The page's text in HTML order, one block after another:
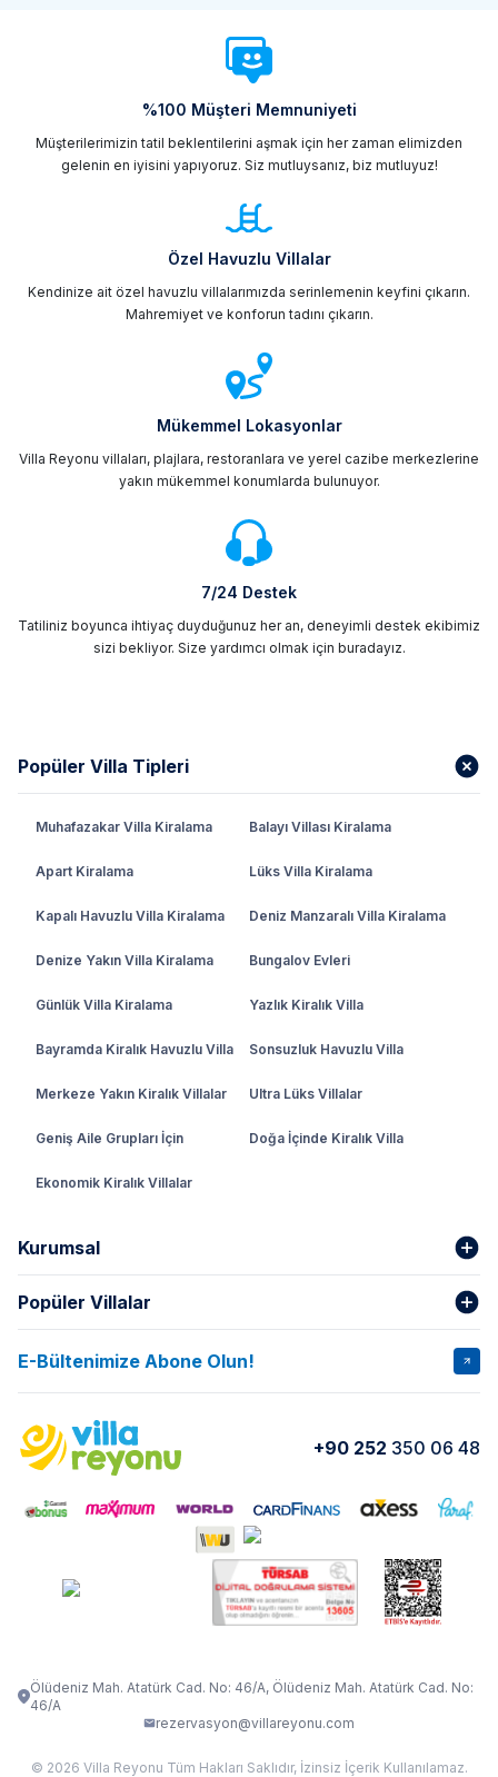
%100 Müşteri Memnuniyeti
Müşterilerimizin tatil beklentilerini aşmak için her zaman elimizden
gelenin en iyisini yapıyoruz. Siz mutluysanız, biz mutluyuz!
Özel Havuzlu Villalar
Kendinize ait özel havuzlu villalarımızda serinlemenin keyfini çıkarın.
Mahremiyet ve konforun tadını çıkarın.
Mükemmel Lokasyonlar
Villa Reyonu villaları, plajlara, restoranlara ve yerel cazibe merkezlerine
yakın mükemmel konumlarda bulunuyor.
7/24 Destek
Tatiliniz boyunca ihtiyaç duyduğunuz her an, deneyimli destek ekibimiz
sizi bekliyor. Size yardımcı olmak için buradayız.
Popüler Villa Tipleri
Muhafazakar Villa Kiralama Balayı Villası Kiralama
Apart Kiralama Lüks Villa Kiralama
Kapalı Havuzlu Villa Kiralama Deniz Manzaralı Villa Kiralama
Denize Yakın Villa Kiralama Bungalov Evleri
Günlük Villa Kiralama Yazlık Kiralık Villa
Bayramda Kiralık Havuzlu Villa Sonsuzluk Havuzlu Villa
Merkeze Yakın Kiralık Villalar Ultra Lüks Villalar
Geniş Aile Grupları İçin Doğa İçinde Kiralık Villa
Ekonomik Kiralık Villalar
Kurumsal
Hakkımızda
İptal Şartları Banka Hesapları
Kurumsal Blog
Yorumlar Nasıl Kiralarım
Popüler Villalar
VİLLA SALKIM VİLLA SLAY 1
VİLLA OLENNA 1 VİLLA MERT
VILLA ADRIMA 1
VİLLA TİAMO VİLLA ZEYTİN DALI
VILLA ELMALI
E-Bültenimize Abone Olun!
+90 252 350 06 48
Ölüdeniz Mah. Atatürk Cad. No: 46/A, Ölüdeniz Mah. Atatürk Cad. No:
46/A
rezervasyon@villareyonu.com
© 2026 Villa Reyonu Tüm Hakları Saklıdır, İzinsiz İçerik Kullanılamaz.